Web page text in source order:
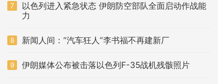
7
以色列进入紧急状态 伊朗防空部队全面启动作战能
力
8 新闻人间：“汽车狂人”李书福不再建新厂
9 伊朗媒体公布被击落以色列F-35战机残骸照片